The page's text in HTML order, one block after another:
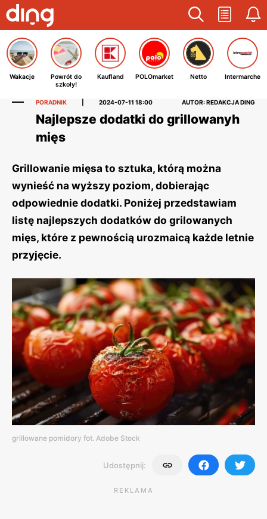
Wakacje
Powrót do
szkoły!
Kaufland POLOmarket Netto Intermarche
PORADNIK 2024-07-11 18:00 AUTOR: REDAKCJA DING
Najlepsze dodatki do grillowanyh
mięs
Grillowanie mięsa to sztuka, którą można
wynieść na wyższy poziom, dobierając
odpowiednie dodatki. Poniżej przedstawiam
listę najlepszych dodatków do grilowanych
mięs, które z pewnością urozmaicą każde letnie
przyjęcie.
grillowane pomidory fot. Adobe Stock
Udostępnij:
REKLAMA